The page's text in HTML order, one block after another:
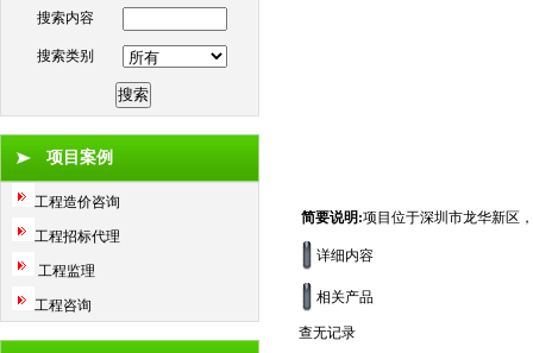
搜索内容
搜索类别
项目案例
工程造价咨询
工程招标代理
工程监理
工程咨询
简要说明:项目位于深圳市龙华新区
详细内容
相关产品
查无记录